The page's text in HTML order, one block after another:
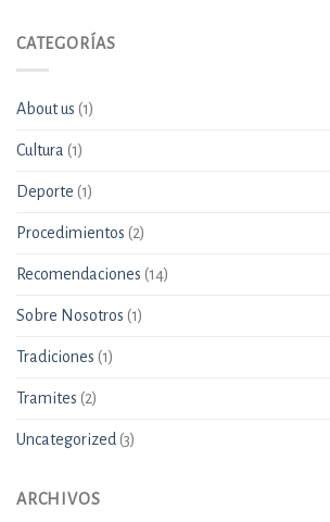
CATEGORÍAS
About us (1)
Cultura (1)
Deporte (1)
Procedimientos (2)
Recomendaciones (14)
Sobre Nosotros (1)
Tradiciones (1)
Tramites (2)
Uncategorized(3)
ARCHIVOS